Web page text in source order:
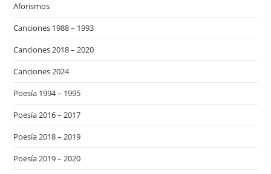
Aforismos
Canciones 1988 – 1993
Canciones 2018 – 2020
Canciones 2024
Poesía 1994 – 1995
Poesía 2016 – 2017
Poesía 2018 – 2019
Poesía 2019 – 2020